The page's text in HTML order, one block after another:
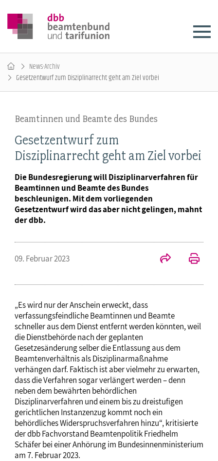
News-Archiv
Gesetzentwurf zum Disziplinarrecht geht am Ziel vorbei
Beamtinnen und Beamte des Bundes
Gesetzentwurf zum
Disziplinarrecht geht am Ziel vorbei
Die Bundesregierung will Disziplinarverfahren für
Beamtinnen und Beamte des Bundes
beschleunigen. Mit dem vorliegenden
Gesetzentwurf wird das aber nicht gelingen, mahnt
der dbb.
09. Februar 2023
„Es wird nur der Anschein erweckt, dass
verfassungsfeindliche Beamtinnen und Beamte
schneller aus dem Dienst entfernt werden könnten, weil
die Dienstbehörde nach der geplanten
Gesetzesänderung selber die Entlassung aus dem
Beamtenverhältnis als Disziplinarmaßnahme
verhängen darf. Faktisch ist aber vielmehr zu erwarten,
dass die Verfahren sogar verlängert werden – denn
neben dem bewährten behördlichen
Disziplinarverfahren und einem bis zu dreistufigen
gerichtlichen Instanzenzug kommt noch ein
behördliches Widerspruchsverfahren hinzu“, kritisierte
der dbb Fachvorstand Beamtenpolitik Friedhelm
Schäfer bei einer Anhörung im Bundesinnenministerium
am 7. Februar 2023.